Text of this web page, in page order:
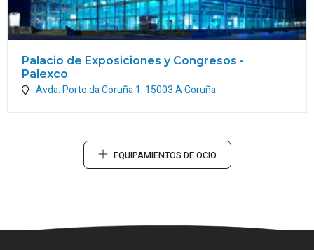
Palacio de Exposiciones y Congresos -
Palexco
Avda. Porto da Coruña 1. 15003A Coruña
EQUIPAMIENTOS DE OCIO